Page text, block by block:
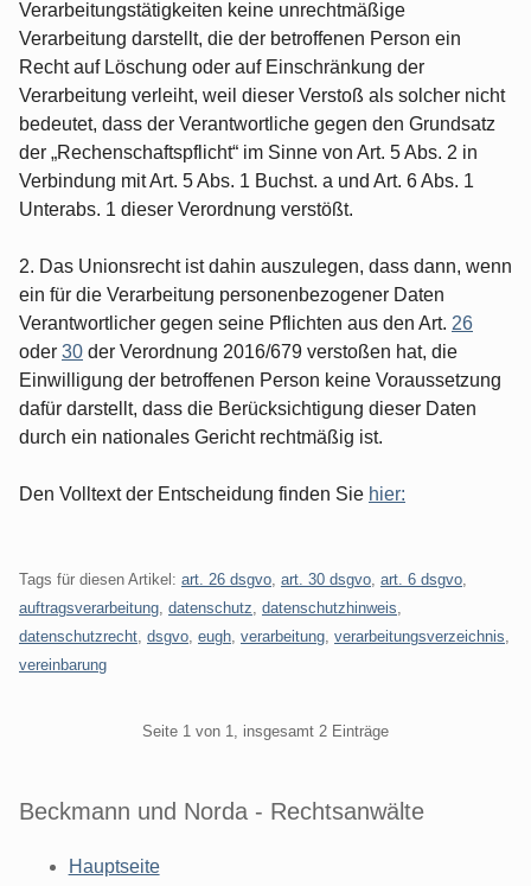
Verarbeitungstätigkeiten keine unrechtmäßige
Verarbeitung darstellt, die der betroffenen Person ein
Recht auf Löschung oder auf Einschränkung der
Verarbeitung verleiht, weil dieser Verstoß als solcher nicht
bedeutet, dass der Verantwortliche gegen den Grundsatz
der „Rechenschaftspflicht“ im Sinne von Art. 5 Abs. 2 in
Verbindung mit Art. 5 Abs. 1 Buchst. a und Art. 6 Abs. 1
Unterabs. 1 dieser Verordnung verstößt.
2. Das Unionsrecht ist dahin auszulegen, dass dann, wenn
ein für die Verarbeitung personenbezogener Daten
Verantwortlicher gegen seine Pflichten aus den Art. 26
oder 30 der Verordnung 2016/679 verstoßen hat, die
Einwilligung der betroffenen Person keine Voraussetzung
dafür darstellt, dass die Berücksichtigung dieser Daten
durch ein nationales Gericht rechtmäßig ist.
Den Volltext der Entscheidung finden Sie hier:
Tags für diesen Artikel: art. 26 dsgvo art. 30 dsgvo art. 6 dsgvo
auftragsverarbeitung datenschutz datenschutzhinweis
datenschutzrecht dsgvo eugh verarbeitung verarbeitungsverzeichnis
vereinbarung
Seite 1 von 1, insgesamt 2 Einträge
Beckmann und Norda - Rechtsanwälte
Hauptseite